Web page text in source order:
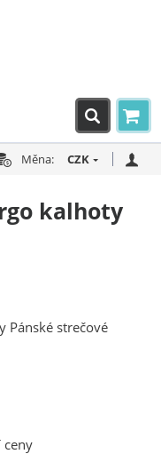
Měna: CZK
kalhoty
ceny